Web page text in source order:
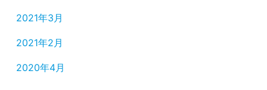
2021年3月
2021年2月
2020年4月